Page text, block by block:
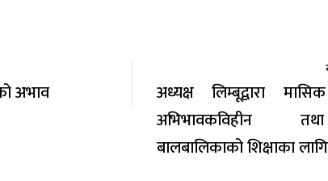
अभाव
अध्यक्ष लिम्बूद्वारा
अभिभावकविहीन
बालबालिकाको शिक्षाका